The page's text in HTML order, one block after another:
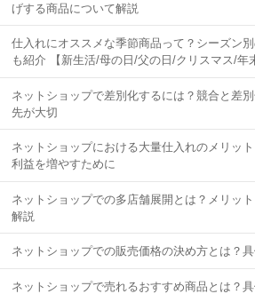
げする商品について解説
仕入れにオススメな季節商品って？シーズン
も紹介 【新生活/母の日/父の日/クリスマス/年
ネットショップで差別化するには？競合と差
先が大切
ネットショップにおける大量仕入れのメリッ
利益を増やすために
ネットショップでの多店舗展開とは？メリッ
解説
ネットショップでの販売価格の決め方とは？
ネットショップで売れるおすすめ商品とは？